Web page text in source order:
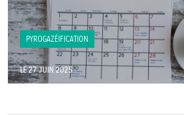
PYROGAZÉIFICATION
LE 27 JUIN 2025